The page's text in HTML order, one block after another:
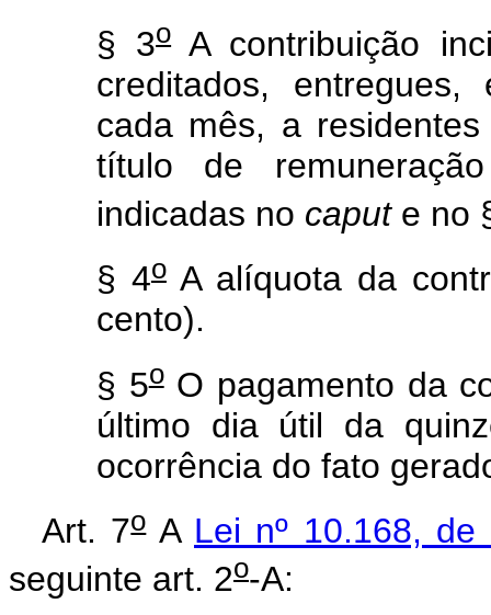
§ 3oA contribuição
creditados,
cada mês, a
título de
indicadas no capute no
§ 4oA alíquota da
cento).
§ 5oO pagamento da
último dia útil da
ocorrência do fato
Art. 7oA Lei nº 10.168, de
seguinte art. 2o-A: